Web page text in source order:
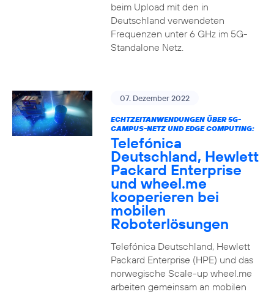
beim Upload mit den in
Deutschland verwendeten
Frequenzen unter 6 GHz im 5G-
Standalone Netz.
07. Dezember 2022
ECHTZEITANWENDUNGEN ÜBER 5G-
CAMPUS-NETZ UND EDGE COMPUTING:
Telefónica
Deutschland, Hewlett
Packard Enterprise
und wheel.me
kooperieren bei
mobilen
Roboterlösungen
Telefónica Deutschland, Hewlett
Packard Enterprise (HPE) und das
norwegische Scale-up wheel.me
arbeiten gemeinsam an mobilen